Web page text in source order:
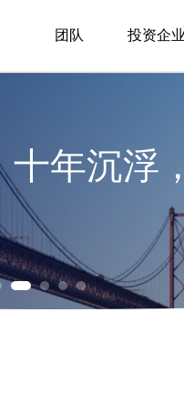
团队 投资企业
生物医
国的人
年沉浮
年大概
的
生物医
国的人